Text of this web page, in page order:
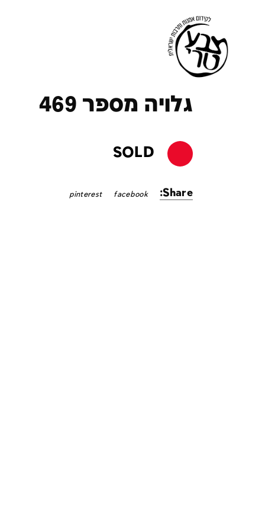
גלויה מספר 469
SOLD
Share:
facebook
pinterest